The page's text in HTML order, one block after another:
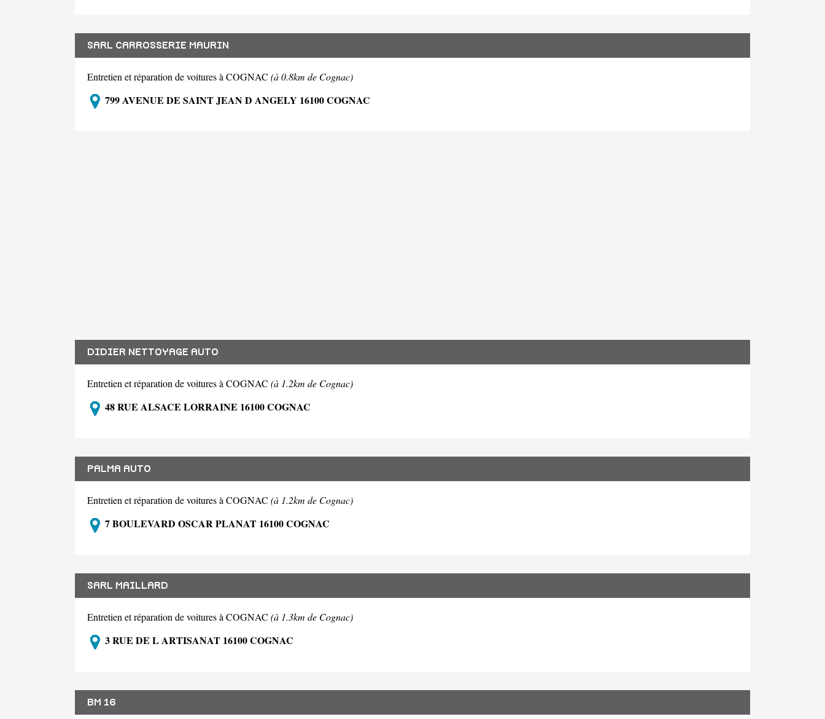
SARL CARROSSERIE MAURIN
Entretien et réparation de voitures à COGNAC (à 0.8km de Cognac)
799 AVENUE DE SAINT JEAN D ANGELY 16100 COGNAC
DIDIER NETTOYAGE AUTO
Entretien et réparation de voitures à COGNAC (à 1.2km de Cognac)
48 RUE ALSACE LORRAINE 16100 COGNAC
PALMA AUTO
Entretien et réparation de voitures à COGNAC (à 1.2km de Cognac)
7 BOULEVARD OSCAR PLANAT 16100 COGNAC
SARL MAILLARD
Entretien et réparation de voitures à COGNAC (à 1.3km de Cognac)
3 RUE DE L ARTISANAT 16100 COGNAC
BM 16